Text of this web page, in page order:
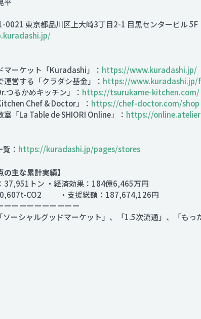
0021 東京都品川区上大崎3丁目2-1 目黒センタービル 5F
マーケット「Kuradashi」： https://www.kuradashi.jp/
運営する「クラダシ基金」： https://www.kuradashi.jp/
つるかめキッチン」： https://tsurukame-kitchen.com/
Chef & Doctor」： https://chef-doctor.com/shop
室「La Table de SHIORI Online」： https://
： https://kuradashi.jp/pages/stores
主な累計実績】
37,951トン ・経済効果：184億6,465万円
CO2 ・支援総額：187,674,126円
ーーーーーーーーーー
ソーシャルグッドマーケット」、「1.5次流通」、「もっ